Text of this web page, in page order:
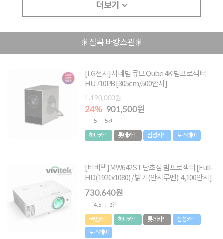
더보기
🎇집콕 바캉스관🎇
[LG전자] 시네빔 큐브 Qube 4K 빔프로젝터
HU710PB [305cm/500안시]
1,190,000원
24% 901,500원
5 5건
하나카드 롯데카드 삼성카드 토스페이
[비비텍] MW642ST 단초점 빔프로젝터 [Full-
HD(1920x1080) / 밝기(안시루멘): 4,100안시]
730,640원
4.5 2건
국민카드 하나카드 롯데카드
삼성카드
토스페이